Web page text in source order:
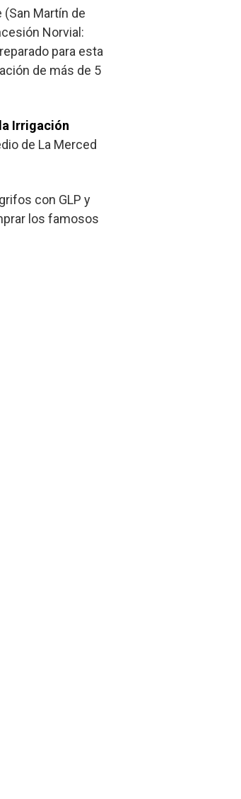
Martín de
Norvial:
para esta
de más de 5
Irrigación
de La Merced
con GLP y
los famosos